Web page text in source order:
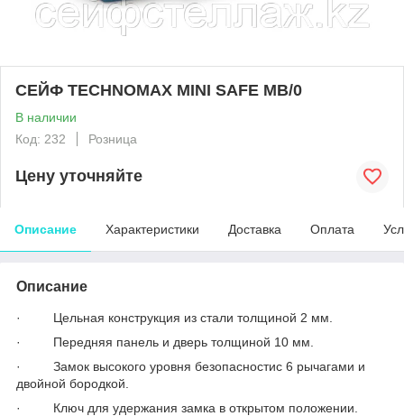
СЕЙФ TECHNOMAX MINI SAFE MB/0
В наличии
Код: 232
Розница
Цену уточняйте
Описание Характеристики Доставка Оплата
Описание
· Цельная конструкция из стали толщиной 2 мм.
· Передняя панель и дверь толщиной 10 мм.
· Замок высокого уровня безопасностис 6 рычагами и
двойной бородкой.
· Ключ для удержания замка в открытом положении.